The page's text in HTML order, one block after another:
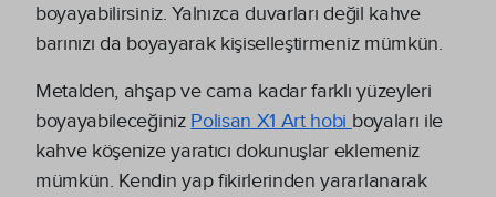
boyayabilirsiniz. Yalnızca duvarları değil kahve
barınızı da boyayarak kişiselleştirmeniz mümkün.
Metalden, ahşap ve cama kadar farklı yüzeyleri
boyayabileceğiniz Polisan X1 Art hobi boyaları ile
kahve köşenize yaratıcı dokunuşlar eklemeniz
mümkün. Kendin yap fikirlerinden yararlanarak